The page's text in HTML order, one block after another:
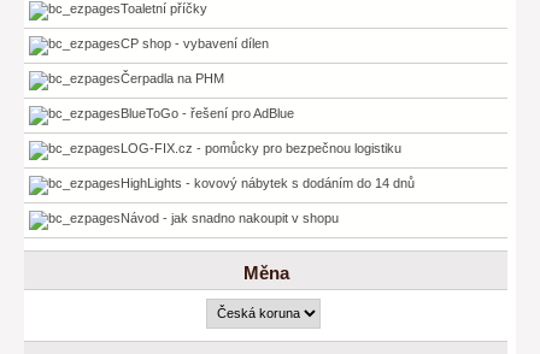
Toaletní příčky
CP shop - vybavení dílen
Čerpadla na PHM
BlueToGo - řešení pro AdBlue
LOG-FIX.cz - pomůcky pro bezpečnou logistiku
HighLights - kovový nábytek s dodáním do 14 dnů
Návod - jak snadno nakoupit v shopu
Měna